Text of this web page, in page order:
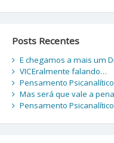
Posts Recentes
E chegamos a mais um
VICEralmente falando…
Pensamento
Mas será que vale a
Pensamento